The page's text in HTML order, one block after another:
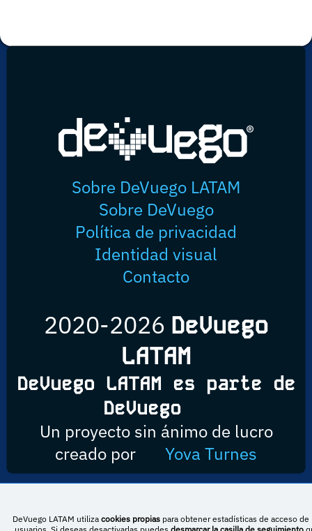
Sobre DeVuego LATAM
Sobre DeVuego
Política de privacidad
Identidad visual
Contacto
2020-2026 DeVuego
LATAM
DeVuego LATAM es parte de
DeVuego
Un proyecto sin ánimo de lucro
creado por
Yova Turnes
Esta obra está bajo una licencia de Creative Commons Reconocimiento-
NoComercial-CompartirIgual 4.0 Internacional
DeVuego LATAM utiliza cookies propiaspara obtener estadísticas de acceso de